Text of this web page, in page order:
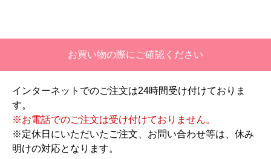
【注文からどのくらいで届きましたか？】
二週間ほどです。
【その他感想・コメント】
１．５点は、少々工事が雑。
過去の業者で一番最低。良かった点は、ただ一
つ、愛想が良かったこと。
お買い物の際にご確認ください
インターネットでのご注文は24時間受け付けておりま
す。
※お電話でのご注文は受け付けておりません。
※定休日にいただいたご注文、お問い合わせ等は、休み
明けの対応となります。